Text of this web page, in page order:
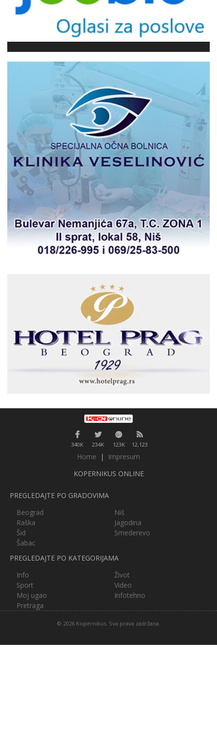
340K 234K 123K 12,123
Home |
Impresum
KOPERNIKUS ONLINE
PREGLEDAJTE PO GRADOVIMA
Beograd
Niš
Raška
Jagodina
Šid
Smederevo
Šabac
PREGLEDAJTE PO KATEGORIJAMA
Info
Život
Sport
Video
Moj ugao
Infotehno
Pretraga
© 2026 Kopernikus. Sva prava zadržana.